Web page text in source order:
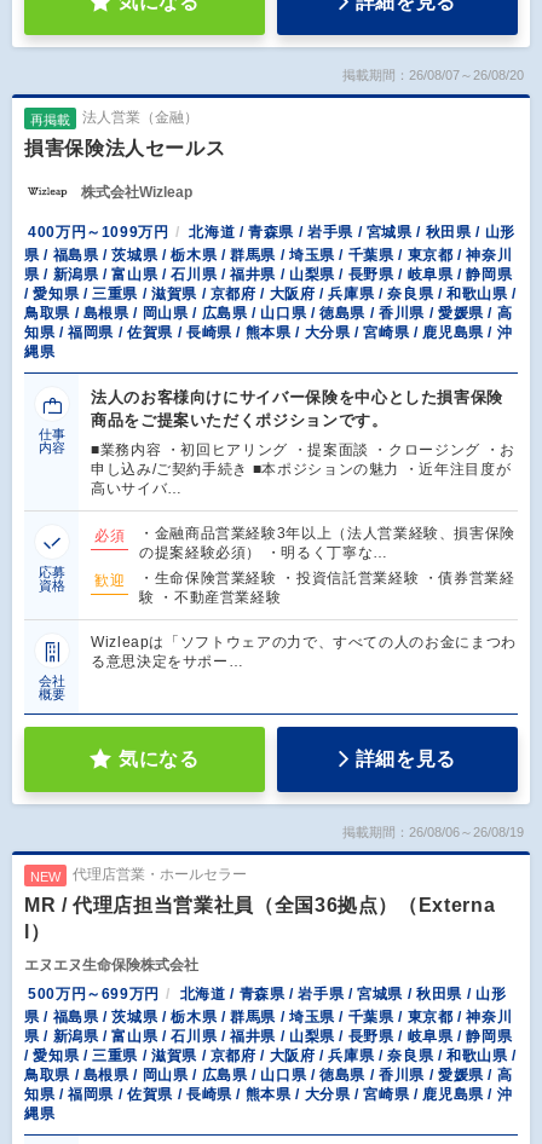
掲載期間：26/08/07～26/08/20
再掲載 法人営業（金融）
損害保険法人セールス
株式会社Wizleap
400万円～1099万円
北海道 / 青森県 / 岩手県 / 宮城県 / 秋田県 / 山形
県 / 福島県 / 茨城県 / 栃木県 / 群馬県 / 埼玉県 / 千葉県 / 東京都 / 神奈川
県 / 新潟県 / 富山県 / 石川県 / 福井県 / 山梨県 / 長野県 / 岐阜県 / 静岡県
/ 愛知県 / 三重県 / 滋賀県 / 京都府 / 大阪府 / 兵庫県 / 奈良県 / 和歌山県 /
鳥取県 / 島根県 / 岡山県 / 広島県 / 山口県 / 徳島県 / 香川県 / 愛媛県 / 高
知県 / 福岡県 / 佐賀県 / 長崎県 / 熊本県 / 大分県 / 宮崎県 / 鹿児島県 / 沖
縄県
仕事
内容
法人のお客様向けにサイバー保険を中心とした損害保険
商品をご提案いただくポジションです。
■業務内容 ・初回ヒアリング ・提案面談 ・クロージング ・お
申し込み/ご契約手続き ■本ポジションの魅力 ・近年注目度が
高いサイバ…
応募
資格
必須
・金融商品営業経験3年以上（法人営業経験、損害保険
の提案経験必須） ・明るく丁寧な…
歓迎
・生命保険営業経験 ・投資信託営業経験 ・債券営業経
験 ・不動産営業経験
会社
概要
Wizleapは「ソフトウェアの力で、すべての人のお金にまつわ
る意思決定をサポー…
気になる 詳細を見る
掲載期間：26/08/06～26/08/19
NEW 代理店営業・ホールセラー
MR / 代理店担当営業社員（全国36拠点）（Externa
l）
エヌエヌ生命保険株式会社
500万円～699万円
北海道 / 青森県 / 岩手県 / 宮城県 / 秋田県 / 山形
県 / 福島県 / 茨城県 / 栃木県 / 群馬県 / 埼玉県 / 千葉県 / 東京都 / 神奈川
県 / 新潟県 / 富山県 / 石川県 / 福井県 / 山梨県 / 長野県 / 岐阜県 / 静岡県
/ 愛知県 / 三重県 / 滋賀県 / 京都府 / 大阪府 / 兵庫県 / 奈良県 / 和歌山県 /
鳥取県 / 島根県 / 岡山県 / 広島県 / 山口県 / 徳島県 / 香川県 / 愛媛県 / 高
知県 / 福岡県 / 佐賀県 / 長崎県 / 熊本県 / 大分県 / 宮崎県 / 鹿児島県 / 沖
縄県